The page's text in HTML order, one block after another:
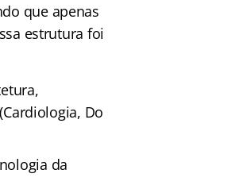
que apenas
estrutura foi
Do
da